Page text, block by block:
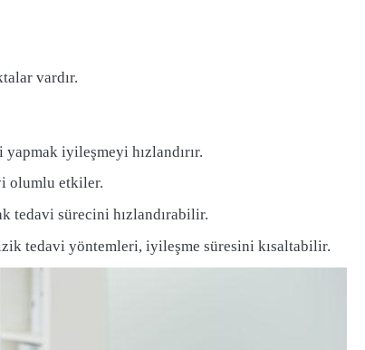
vardır.
iyileşmeyi hızlandırır.
olumlu etkiler.
tedavi sürecini hızlandırabilir.
tedavi yöntemleri, iyileşme süresini kısaltabilir.